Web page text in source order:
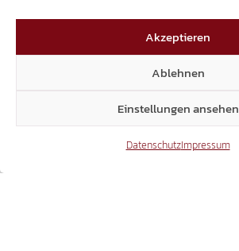
Akzeptieren
Ablehnen
Einstellungen ansehen
DatenschutzImpressum